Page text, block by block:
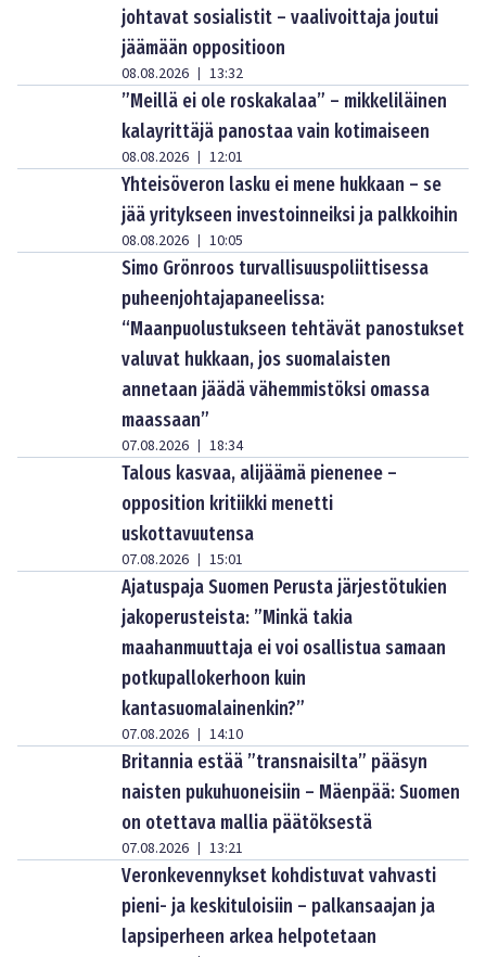
johtavat sosialistit – vaalivoittaja joutui
jäämään oppositioon
08.08.2026 | 13:32
”Meillä ei ole roskakalaa” – mikkeliläinen
kalayrittäjä panostaa vain kotimaiseen
08.08.2026 | 12:01
Yhteisöveron lasku ei mene hukkaan – se
jää yritykseen investoinneiksi ja palkkoihin
08.08.2026 | 10:05
Simo Grönroos turvallisuuspoliittisessa
puheenjohtajapaneelissa:
“Maanpuolustukseen tehtävät panostukset
valuvat hukkaan, jos suomalaisten
annetaan jäädä vähemmistöksi omassa
maassaan”
07.08.2026 | 18:34
Talous kasvaa, alijäämä pienenee –
opposition kritiikki menetti
uskottavuutensa
07.08.2026 | 15:01
Ajatuspaja Suomen Perusta järjestötukien
jakoperusteista: ”Minkä takia
maahanmuuttaja ei voi osallistua samaan
potkupallokerhoon kuin
kantasuomalainenkin?”
07.08.2026 | 14:10
Britannia estää ”transnaisilta” pääsyn
naisten pukuhuoneisiin – Mäenpää: Suomen
on otettava mallia päätöksestä
07.08.2026 | 13:21
Veronkevennykset kohdistuvat vahvasti
pieni- ja keskituloisiin – palkansaajan ja
lapsiperheen arkea helpotetaan